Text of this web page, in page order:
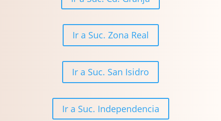
Ir a Suc. Zona Real
Ir a Suc. San Isidro
Ir a Suc. Independencia